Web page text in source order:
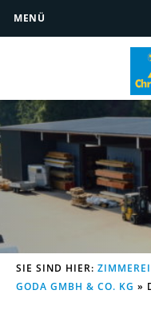
MENÜ
SIE SIND HIER:
GODA GMBH & CO. KG »